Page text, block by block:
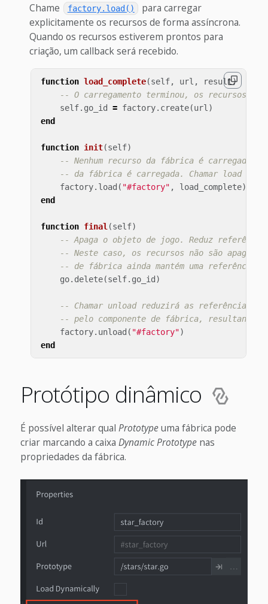
Chame
factory.load()
para carregar
explicitamente os recursos de forma assíncrona.
Quando os recursos estiverem prontos para
criação, um callback será recebido.
function load_complete(self, url , result)
-- O carregamento terminou, os recursos
self. go_id = factory. create(url )
end
function init(self)
-- Nenhum recurso da fábrica é carregado
-- da fábrica é carregada. Chamar load
factory. load ( "#factory" , load_complete)
end
function final (self)
-- Apaga o objeto de jogo. Reduz
-- Neste caso, os recursos não são apagados
-- de fábrica ainda mantém uma referência.
go. delete(self. go_id )
-- Chamar unload reduzirá as referências
-- pelo componente de fábrica, resultando
factory. unload ( "#factory")
end
Protótipo dinâmico
É possível alterar qual Prototypeuma fábrica pode
criar marcando a caixa Dynamic Prototypenas
propriedades da fábrica.